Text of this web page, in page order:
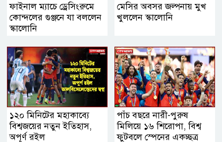
ফাইনাল ম্যাচে ড্রেসিংরুমে
কোন্দলের গুঞ্জনে যা বললেন
স্কালোনি
মেসির অবসর জল্পনায় মুখ
খুললেন স্কালোনি
১২০ মিনিটের মহাকাব্যে
বিশ্বজয়ের নতুন ইতিহাস,
অপূর্ণ রইল
পাঁচ বছরে নারী-পুরুষ
মিলিয়ে ১৬ শিরোপা, বিশ্ব
ফুটবলে স্পেনের একচ্ছত্র